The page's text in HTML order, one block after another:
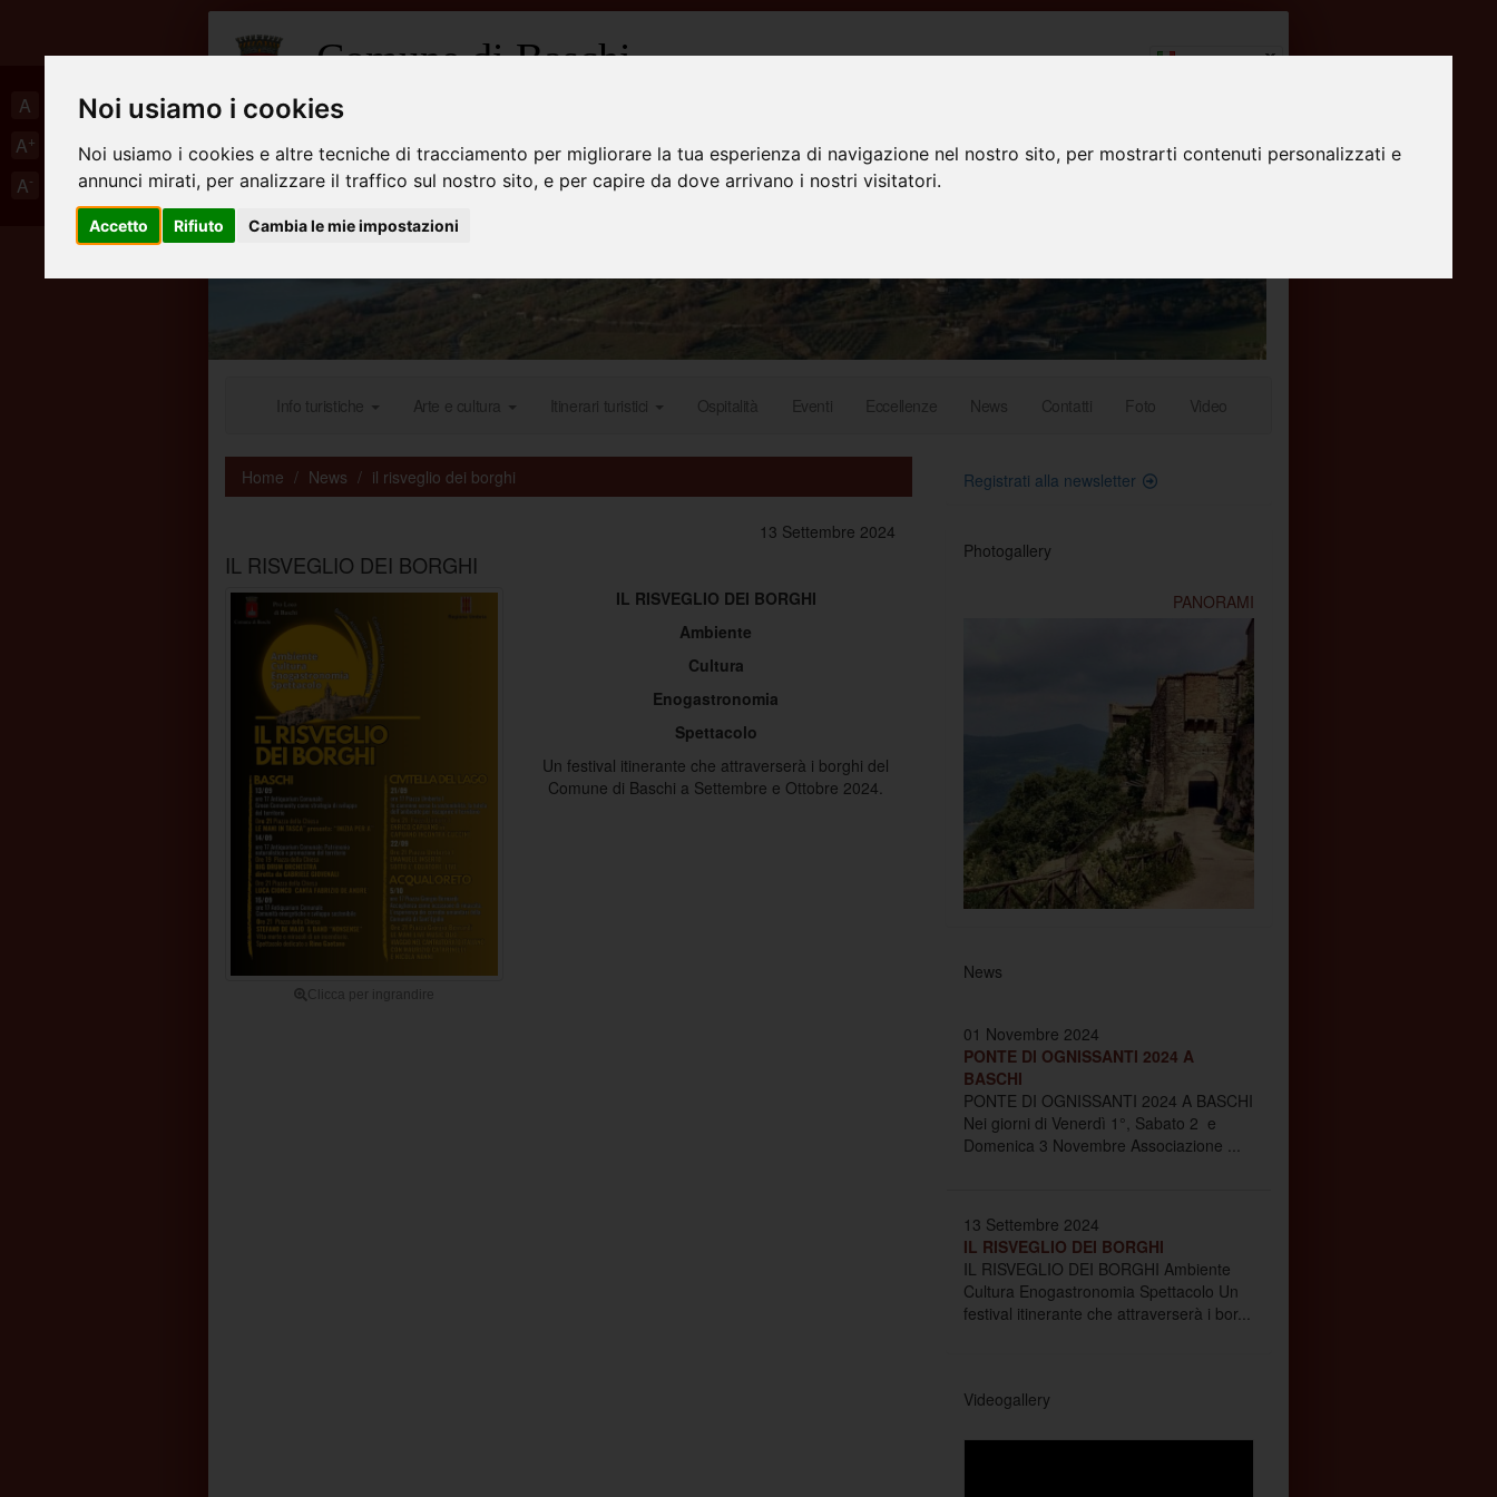
Noi usiamo i cookies
Noi usiamo i cookies e altre tecniche di tracciamento per migliorare la tua esperienza di navigazione nel nostro sito, per mostrarti contenuti personalizzati e
annunci mirati, per analizzare il traffico sul nostro sito, e per capire da dove arrivano i nostri visitatori.
Accetto Rifiuto Cambia le mie impostazioni
A
A+
A-
Comune di Baschi
Portale Turistico
Italiano
Info turistiche Arte e cultura Itinerari turistici Ospitalità Eventi Eccellenze News Contatti Foto Video
Home News il risveglio dei borghi
13 Settembre 2024
IL RISVEGLIO DEI BORGHI
Clicca per ingrandire
IL RISVEGLIO DEI BORGHI
Ambiente
Cultura
Enogastronomia
Spettacolo
Un festival itinerante che attraverserà i borghi del
Comune di Baschi a Settembre e Ottobre 2024.
Registrati alla newsletter
Photogallery
PANORAMI
News
01 Novembre 2024
PONTE DI OGNISSANTI 2024 A
BASCHI
PONTE DI OGNISSANTI 2024 A BASCHI
Nei giorni di Venerdì 1°, Sabato 2 e
Domenica 3 Novembre Associazione ...
13 Settembre 2024
IL RISVEGLIO DEI BORGHI
IL RISVEGLIO DEI BORGHI Ambiente
Cultura Enogastronomia Spettacolo Un
festival itinerante che attraverserà i bor...
Videogallery